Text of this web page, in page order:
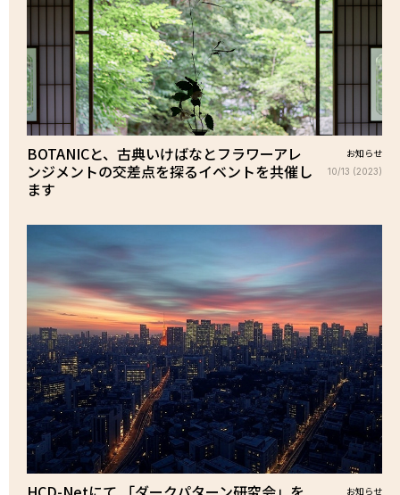
BOTANICと、古典いけばなとフラワーアレ
ンジメントの交差点を探るイベントを共催し
ます
お知らせ
10/13 (2023)
お知らせ